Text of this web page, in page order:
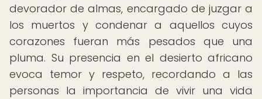
devorador de almas, encargado de juzgar a
los muertos y condenar a aquellos cuyos
corazones fueran más pesados que una
pluma. Su presencia en el desierto africano
evoca temor y respeto, recordando a las
personas la importancia de vivir una vida